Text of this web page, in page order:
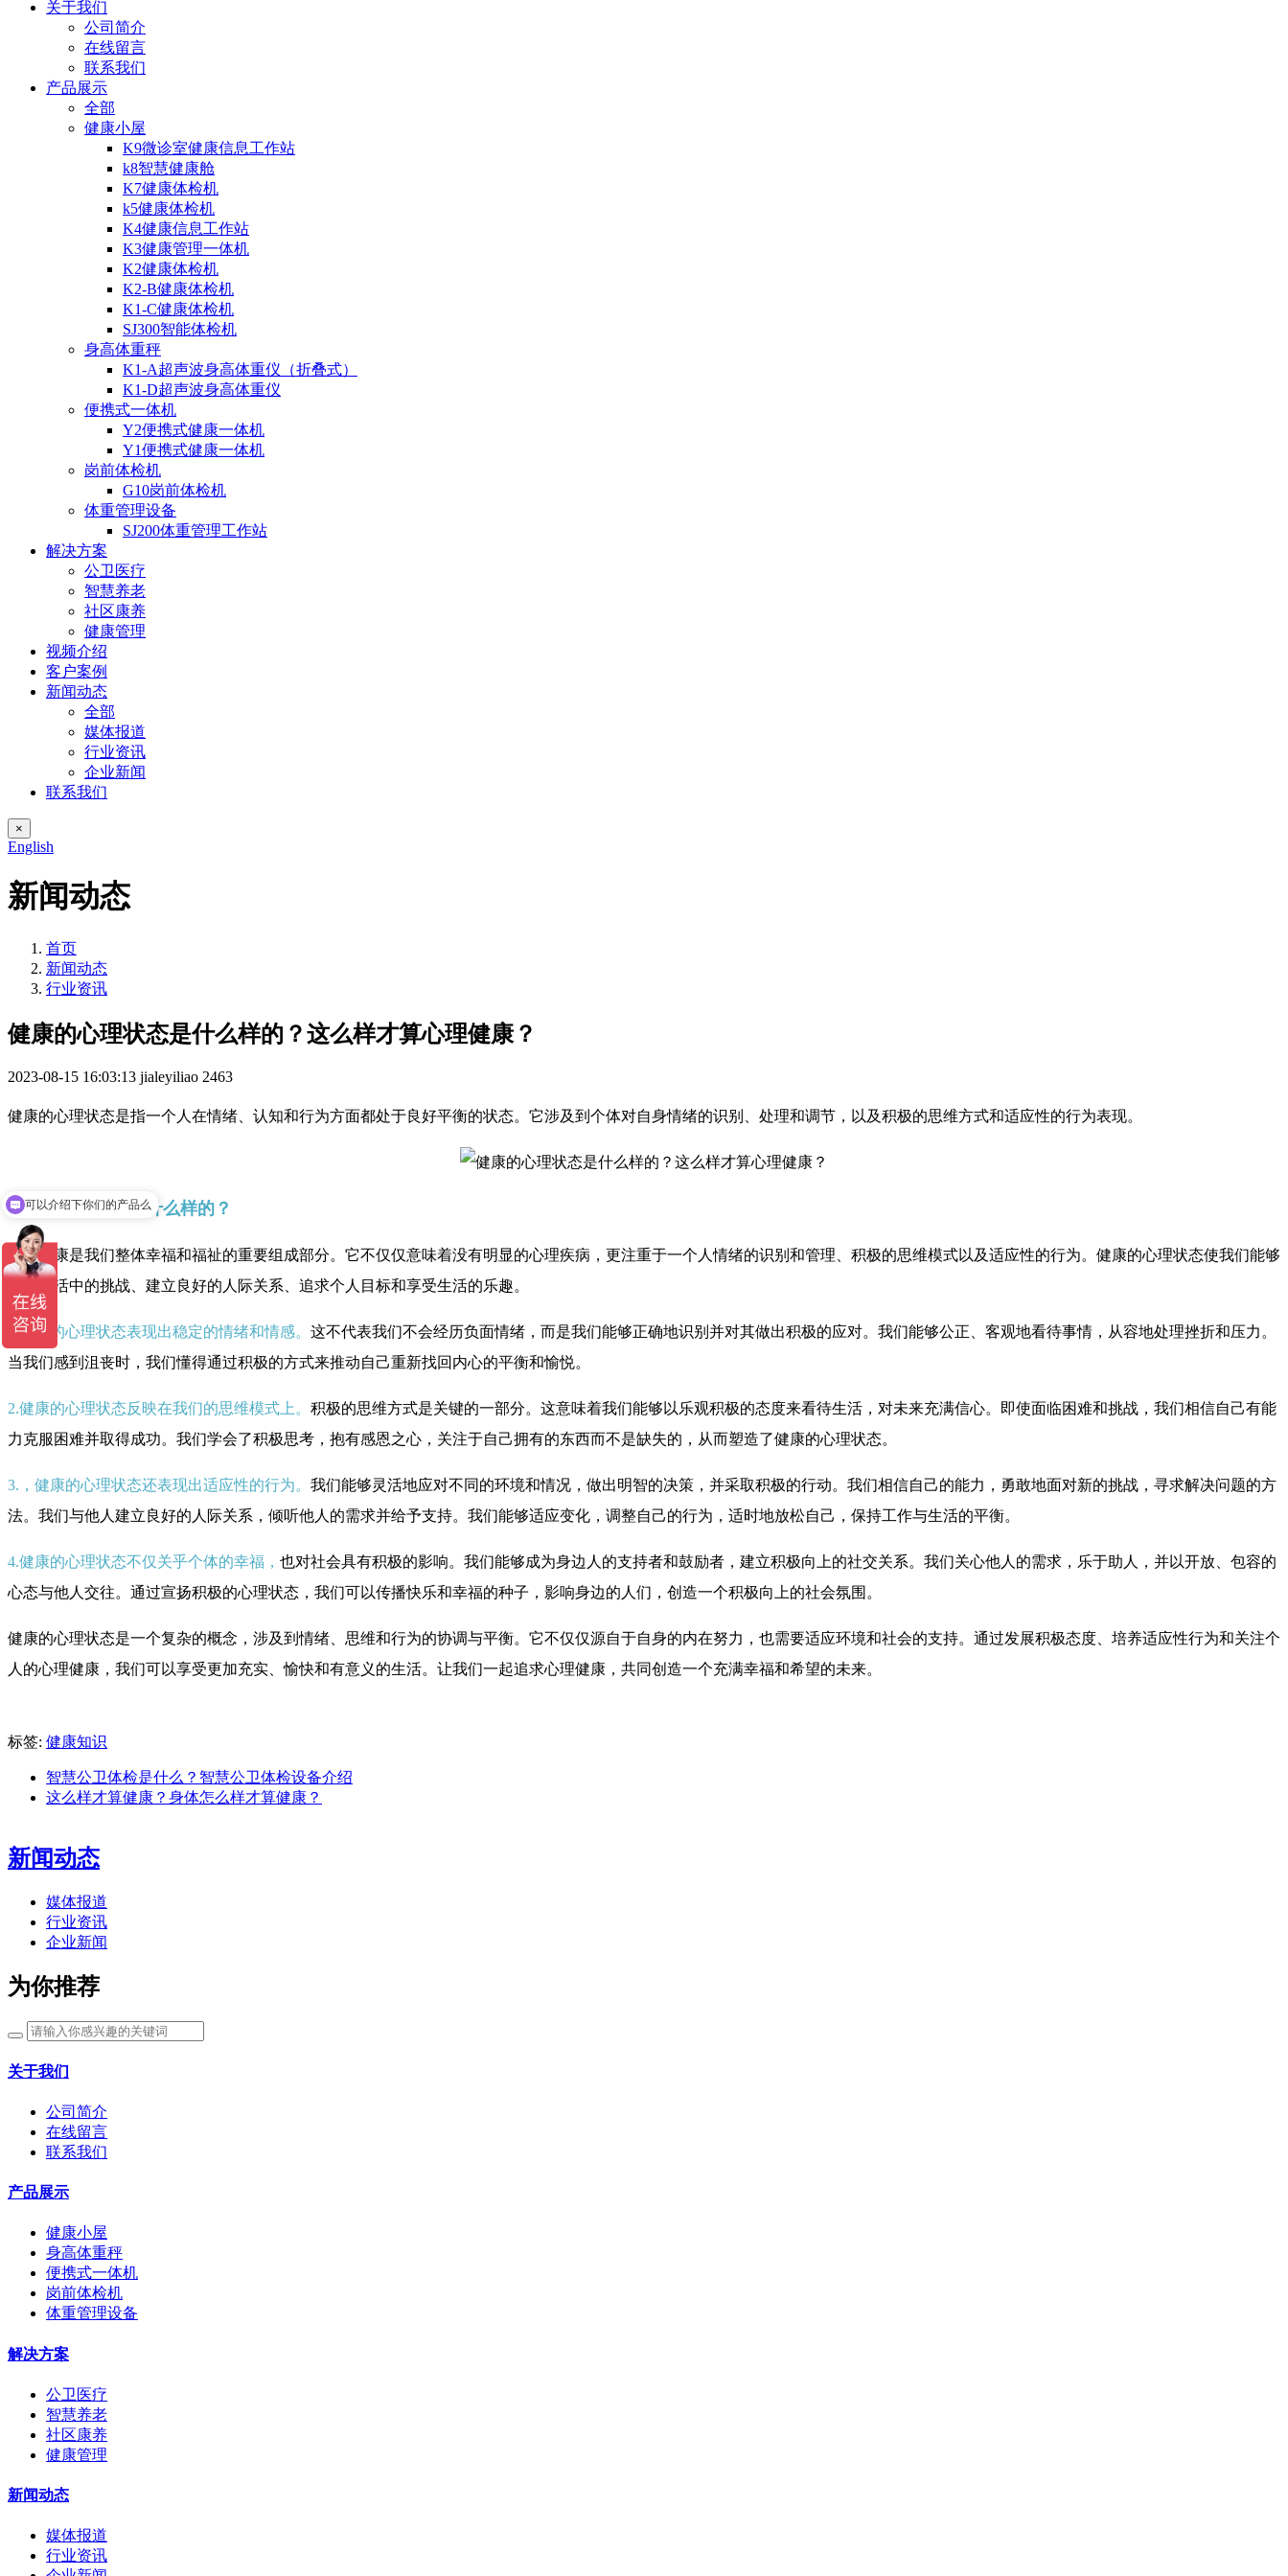
关于我们
公司简介
在线留言
联系我们
产品展示
全部
健康小屋
K9微诊室健康信息工作站
k8智慧健康舱
K7健康体检机
k5健康体检机
K4健康信息工作站
K3健康管理一体机
K2健康体检机
K2-B健康体检机
K1-C健康体检机
SJ300智能体检机
身高体重秤
K1-A超声波身高体重仪（折叠式）
K1-D超声波身高体重仪
便携式一体机
Y2便携式健康一体机
Y1便携式健康一体机
岗前体检机
G10岗前体检机
体重管理设备
SJ200体重管理工作站
解决方案
公卫医疗
智慧养老
社区康养
健康管理
视频介绍
客户案例
新闻动态
全部
媒体报道
行业资讯
企业新闻
联系我们
×
English
新闻动态
首页
新闻动态
行业资讯
健康的心理状态是什么样的？这么样才算心理健康？
2023-08-15 16:03:13 jialeyiliao 2463
健康的心理状态是指一个人在情绪、认知和行为方面都处于良好平衡的状态。它涉及到个体对自身情绪的识别、处理和调节，以及积极的思维方式和适应性的行为表现。
健康的心理状态是什么样的？
心理健康是我们整体幸福和福祉的重要组成部分。它不仅仅意味着没有明显的心理疾病，更注重于一个人情绪的识别和管理、积极的思维模式以及适应性的行为。健康的心理状态使我们能够
应对生活中的挑战、建立良好的人际关系、追求个人目标和享受生活的乐趣。
1.健康的心理状态表现出稳定的情绪和情感。 这不代表我们不会经历负面情绪，而是我们能够正确地识别并对其做出积极的应对。我们能够公正、客观地看待事情，从容地处理挫折和压力。
当我们感到沮丧时，我们懂得通过积极的方式来推动自己重新找回内心的平衡和愉悦。
2.健康的心理状态反映在我们的思维模式上。 积极的思维方式是关键的一部分。这意味着我们能够以乐观积极的态度来看待生活，对未来充满信心。即使面临困难和挑战，我们相信自己有能
力克服困难并取得成功。我们学会了积极思考，抱有感恩之心，关注于自己拥有的东西而不是缺失的，从而塑造了健康的心理状态。
3.，健康的心理状态还表现出适应性的行为。 我们能够灵活地应对不同的环境和情况，做出明智的决策，并采取积极的行动。我们相信自己的能力，勇敢地面对新的挑战，寻求解决问题的方
法。我们与他人建立良好的人际关系，倾听他人的需求并给予支持。我们能够适应变化，调整自己的行为，适时地放松自己，保持工作与生活的平衡。
4.健康的心理状态不仅关乎个体的幸福， 也对社会具有积极的影响。我们能够成为身边人的支持者和鼓励者，建立积极向上的社交关系。我们关心他人的需求，乐于助人，并以开放、包容的
心态与他人交往。通过宣扬积极的心理状态，我们可以传播快乐和幸福的种子，影响身边的人们，创造一个积极向上的社会氛围。
健康的心理状态是一个复杂的概念，涉及到情绪、思维和行为的协调与平衡。它不仅仅源自于自身的内在努力，也需要适应环境和社会的支持。通过发展积极态度、培养适应性行为和关注个
人的心理健康，我们可以享受更加充实、愉快和有意义的生活。让我们一起追求心理健康，共同创造一个充满幸福和希望的未来。
标签: 健康知识
智慧公卫体检是什么？智慧公卫体检设备介绍
这么样才算健康？身体怎么样才算健康？
新闻动态
媒体报道
行业资讯
企业新闻
为你推荐
关于我们
公司简介
在线留言
联系我们
产品展示
健康小屋
身高体重秤
便携式一体机
岗前体检机
体重管理设备
解决方案
公卫医疗
智慧养老
社区康养
健康管理
新闻动态
媒体报道
行业资讯
可以介绍下你们的产品么